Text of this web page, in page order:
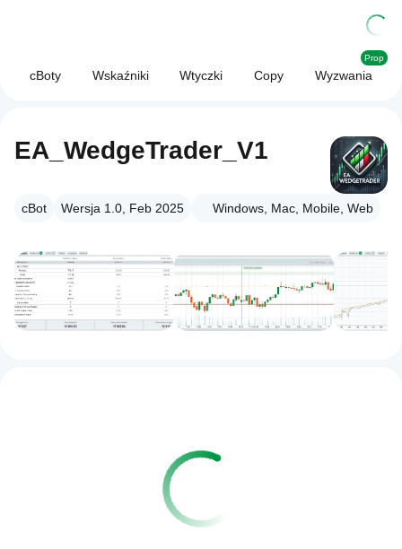
cBoty Wskaźniki Wtyczki Copy Wyzwania
Prop
EA_WedgeTrader_V1
cBot Wersja 1.0, Feb 2025 Windows, Mac, Mobile, Web